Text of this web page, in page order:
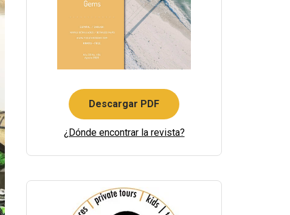
Descargar PDF
¿Dónde encontrar la revista?